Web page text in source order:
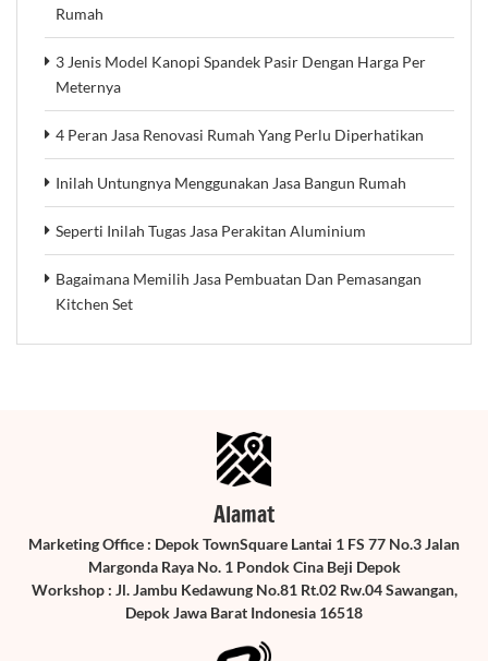
Rumah
3 Jenis Model Kanopi Spandek Pasir Dengan Harga Per
Meternya
4 Peran Jasa Renovasi Rumah Yang Perlu Diperhatikan
Inilah Untungnya Menggunakan Jasa Bangun Rumah
Seperti Inilah Tugas Jasa Perakitan Aluminium
Bagaimana Memilih Jasa Pembuatan Dan Pemasangan
Kitchen Set
Alamat
Marketing Office : Depok TownSquare Lantai 1 FS 77 No.3 Jalan
Margonda Raya No. 1 Pondok Cina Beji Depok
Workshop : Jl. Jambu Kedawung No.81 Rt.02 Rw.04 Sawangan,
Depok Jawa Barat Indonesia 16518